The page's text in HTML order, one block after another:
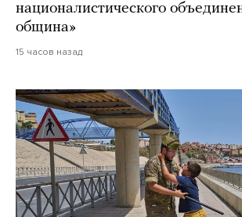
националистического
община»
15 часов назад